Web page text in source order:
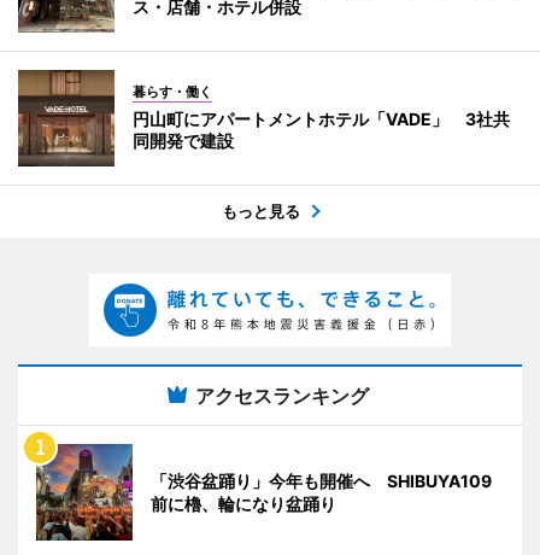
ス・店舗・ホテル併設
暮らす・働く
円山町にアパートメントホテル「VADE」 3社共
同開発で建設
もっと見る
アクセスランキング
「渋谷盆踊り」今年も開催へ SHIBUYA109
前に櫓、輪になり盆踊り